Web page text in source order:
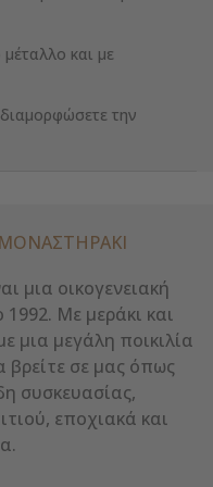
και με
την
μια οικογενειακή
1992. Με μεράκι και
μια μεγάλη ποικιλία
βρείτε σε μας όπως
συσκευασίας,
εποχιακά και